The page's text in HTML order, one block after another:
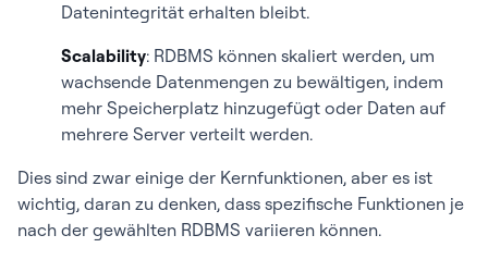
Datenintegrität erhalten bleibt.
Scalability: RDBMS können skaliert werden, um
wachsende Datenmengen zu bewältigen, indem
mehr Speicherplatz hinzugefügt oder Daten auf
mehrere Server verteilt werden.
Dies sind zwar einige der Kernfunktionen, aber es ist
wichtig, daran zu denken, dass spezifische Funktionen je
nach der gewählten RDBMS variieren können.